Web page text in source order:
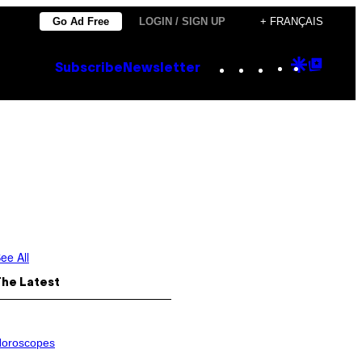
Go Ad Free LOGIN / SIGN UP + FRANÇAIS
Subscribe Newsletter Instagram
TikTok
YouTube
Google
All
Latest